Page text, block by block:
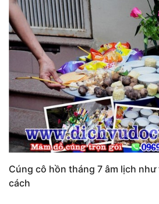
Cúng cô hồn tháng 7 âm lịch
cách